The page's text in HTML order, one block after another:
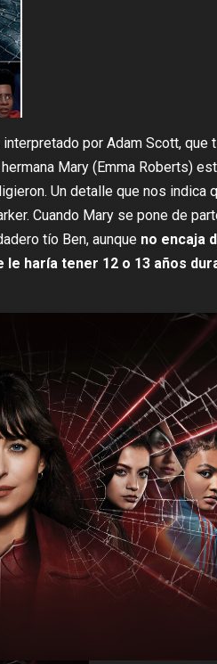
por Adam Scott, que
Mary (Emma Roberts)
Un detalle que nos indica
Cuando Mary se pone de
tío Ben, aunque no encaja
le haría tener 12 o 13 años